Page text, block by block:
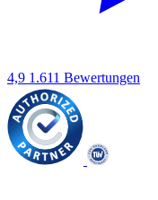
4,9 1.611 Bewertungen